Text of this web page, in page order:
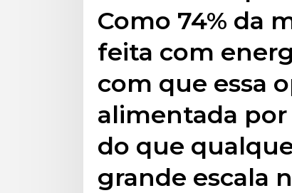
Como 74% da
feita com
com que essa
alimentada
do que
grande escala